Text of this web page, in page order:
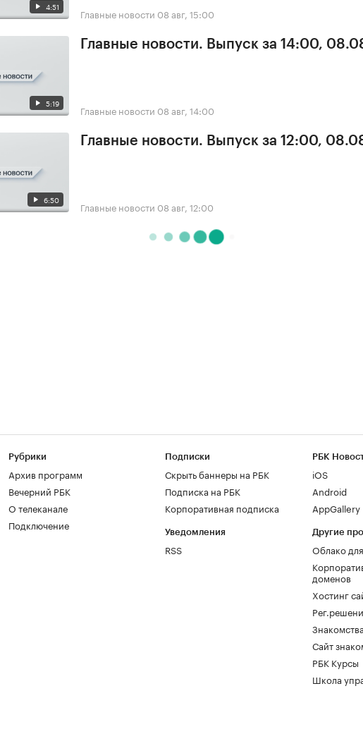
4:51 Главные новости 08 авг, 15:00
5:19
Главные новости. Выпуск за 14:00,
Главные новости 08 авг, 14:00
6:50
Главные новости. Выпуск за 12:00,
Главные новости 08 авг, 12:00
Рубрики
Архив программ
Вечерний РБК
О телеканале
Подключение
Подписки
Скрыть баннеры на РБК
Подписка на РБК
Корпоративная подписка
Уведомления
RSS
РБК
iOS
Android
AppGallery
Другие
Облако
доменов
Хостинг
Знакомства
Сайт
РБК Курсы
Школа